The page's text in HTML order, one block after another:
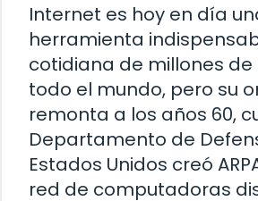
Internet es hoy en día
herramienta
cotidiana de millones
todo el mundo, pero su
remonta a los años 60,
Departamento de
Estados Unidos creó
red de computadoras